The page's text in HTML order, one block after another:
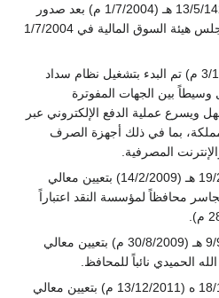
السوق المالية اعتباراً من13/5/1425 هـ (1/7/2004 م) بعد صدور
المرسوم الملكي بتكوين مجلس هيئة السوق المالية في 1/7/2004
في 19/8/1425 هـ (3/10/2004 م) تم البدء بتشغيل نظام سداد
بين الجهات المفوترة
ويسرع عملية الدفع الإلكتروني عبر
بما في ذلك أجهزة الصرف
المصرفية.
صدر أمر ملكي في 19/2/1430 هـ (14/2/2009) بتعيين معالي
محافظاً لمؤسسة النقد اعتباراً
صدر أمر ملكي في 9/9/1430 هـ (30/8/2009 م) بتعيين معالي
الحميدي نائباً للمحافظ.
صدر أمر ملكي في 18/1/1433 ه (13/12/2011 م) بتعيين معالي